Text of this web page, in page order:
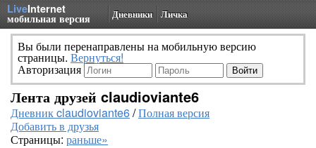
LiveInternet
мобильная версия Дневники Личка
Вы были перенаправлены на мобильную версию
страницы. Вернуться!
Авторизация
Лента друзей claudioviante6
Дневник claudioviante6/Полная версия
Добавить в друзья
Страницы: раньше»